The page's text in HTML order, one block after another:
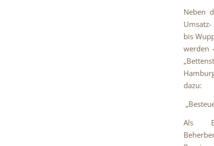
Neben
bis
werden
dazu:
„
Als